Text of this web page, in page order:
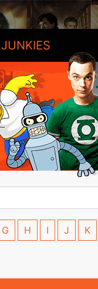
G H I J K